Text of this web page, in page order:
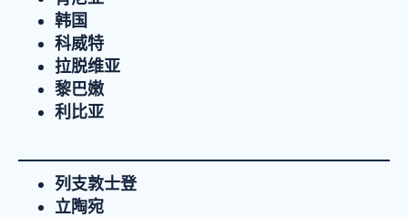
韩国
科威特
拉脱维亚
黎巴嫩
利比亚
列支敦士登
立陶宛